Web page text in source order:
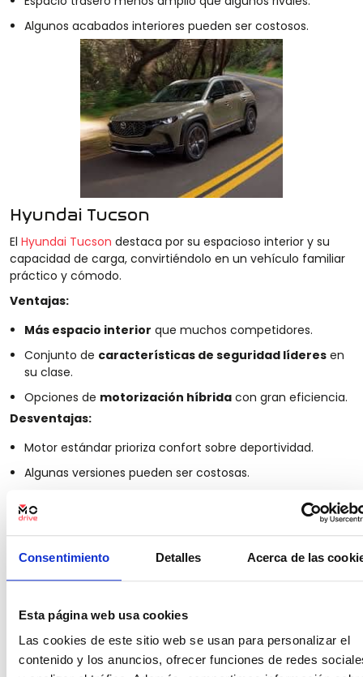
Consentimiento Detalles Acerca de las
Esta página web usa cookies
Las cookies de este sitio web se usan para personalizar el
contenido y los anuncios, ofrecer funciones de redes
Algunos acabados interiores pueden ser costosos.
Hyundai Tucson
El Hyundai Tucson destaca por su espacioso interior y su
capacidad de carga, convirtiéndolo en un vehículo familiar
práctico y cómodo.
Ventajas:
Más espacio interior que muchos competidores.
Conjunto de características de seguridad líderes en
su clase.
Opciones de motorización híbrida con gran eficiencia.
Desventajas:
Motor estándar prioriza confort sobre deportividad.
Algunas versiones pueden ser costosas.
Puede carecer de algunas características avanzadas
disponibles en rivales.
Kia Telluride
El Kia Telluride es un SUV de tres filas que ofrece un amplio